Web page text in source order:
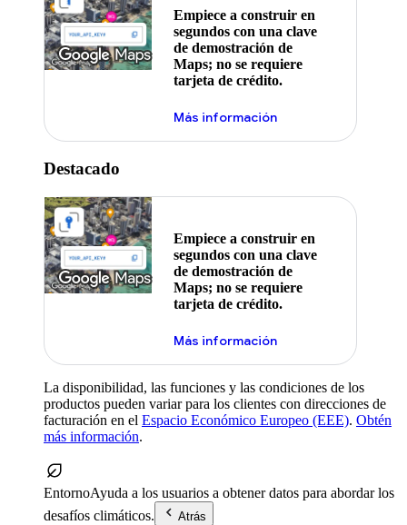
Empiece a construir en
segundos con una clave
de demostración de
Maps; no se requiere
tarjeta de crédito.
Más información
Destacado
Empiece a construir en
segundos con una clave
de demostración de
Maps; no se requiere
tarjeta de crédito.
Más información
La disponibilidad, las funciones y las condiciones de los
productos pueden variar para los clientes con direcciones de
facturación en el Espacio Económico Europeo (EEE). Obtén
más información.
EntornoAyuda a los usuarios a obtener datos para abordar los
desafíos climáticos.
Atrás